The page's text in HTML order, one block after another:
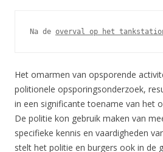
Na de overval op het
Het omarmen van opsporende
politionele opsporingsonderzoek,
in een significante toename van het
De politie kon gebruik maken van
specifieke kennis en vaardigheden
stelt het politie en burgers ook in de